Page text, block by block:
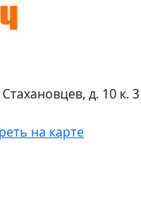
д. 10 к. 3
на карте